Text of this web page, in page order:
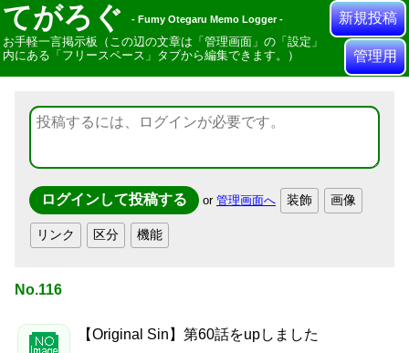
てがろぐ- Fumy Otegaru Memo Logger -
お手軽一言掲示板（この辺の文章は「管理画面」の「設定」
内にある「フリースペース」タブから編集できます。）
新規投稿
管理用
or 管理画面へ
No.116
【Original Sin】第60話をupしました